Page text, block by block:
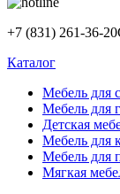
+7 (831) 261-36-20
Каталог
Мебель для
Мебель для
Детская
Мебель для
Мебель для
Мягкая